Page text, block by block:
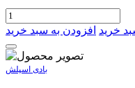
افزودن به سبد خرید خرید
بادی اسپلش